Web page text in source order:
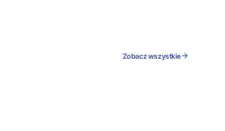
Zobacz wszystkie